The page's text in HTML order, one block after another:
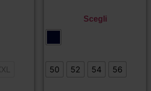
Scegli
50 52 54 56